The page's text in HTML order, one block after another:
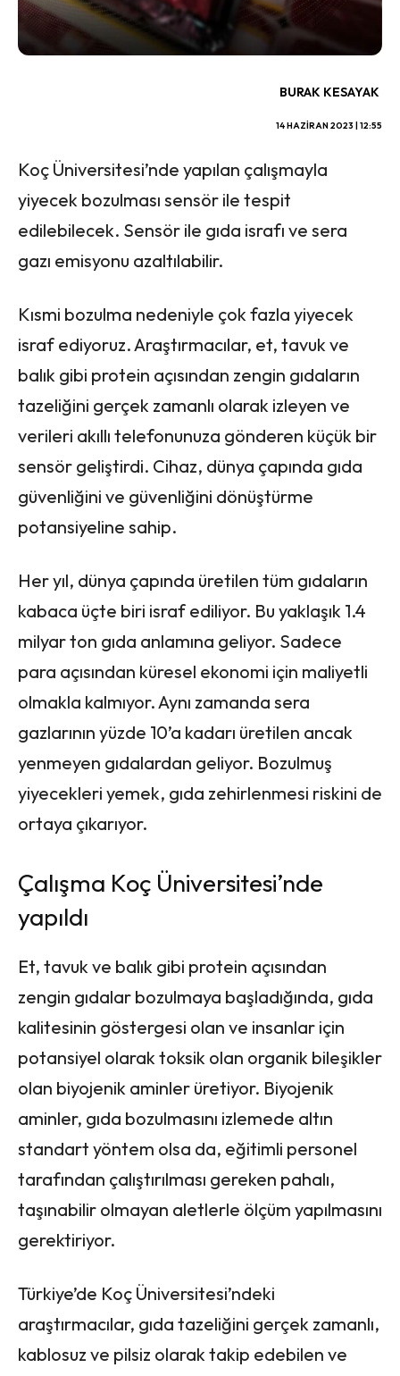
BURAK KESAYAK
14 HAZIRAN 2023 | 12:55
Koç Üniversitesi’nde yapılan çalışmayla
yiyecek bozulması sensör ile tespit
edilebilecek. Sensör ile gıda israfı ve sera
gazı emisyonu azaltılabilir.
Kısmi bozulma nedeniyle çok fazla yiyecek
israf ediyoruz. Araştırmacılar, et, tavuk ve
balık gibi protein açısından zengin gıdaların
tazeliğini gerçek zamanlı olarak izleyen ve
verileri akıllı telefonunuza gönderen küçük bir
sensör geliştirdi. Cihaz, dünya çapında gıda
güvenliğini ve güvenliğini dönüştürme
potansiyeline sahip.
Her yıl, dünya çapında üretilen tüm gıdaların
kabaca üçte biri israf ediliyor. Bu yaklaşık 1.4
milyar ton gıda anlamına geliyor. Sadece
para açısından küresel ekonomi için maliyetli
olmakla kalmıyor. Aynı zamanda sera
gazlarının yüzde 10’a kadarı üretilen ancak
yenmeyen gıdalardan geliyor. Bozulmuş
yiyecekleri yemek, gıda zehirlenmesi riskini de
ortaya çıkarıyor.
Çalışma Koç Üniversitesi’nde
yapıldı
Et, tavuk ve balık gibi protein açısından
zengin gıdalar bozulmaya başladığında, gıda
kalitesinin göstergesi olan ve insanlar için
potansiyel olarak toksik olan organik bileşikler
olan biyojenik aminler üretiyor. Biyojenik
aminler, gıda bozulmasını izlemede altın
standart yöntem olsa da, eğitimli personel
tarafından çalıştırılması gereken pahalı,
taşınabilir olmayan aletlerle ölçüm yapılmasını
gerektiriyor.
Türkiye’de Koç Üniversitesi’ndeki
araştırmacılar, gıda tazeliğini gerçek zamanlı,
kablosuz ve pilsiz olarak takip edebilen ve